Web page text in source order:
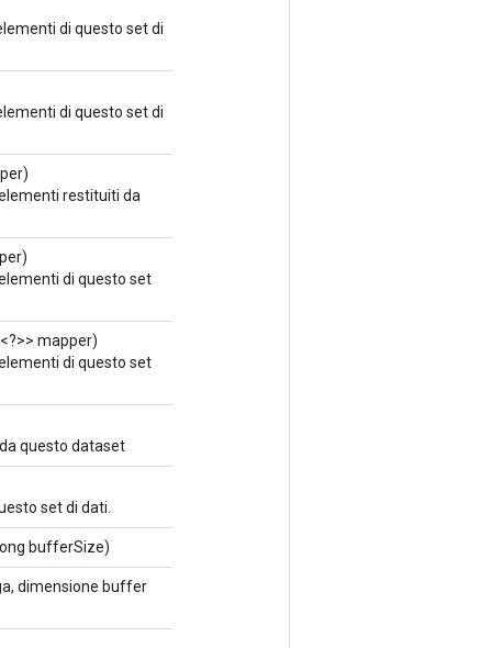
di questo set di
di questo set di
restituiti da
di questo set
<?>> mapper)
di questo set
questo dataset
set di dati.
bufferSize)
dimensione buffer